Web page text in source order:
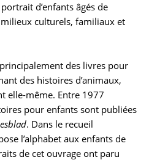
d’enfants âgés de
culturels, familiaux et
des livres pour
des histoires d’animaux,
elle-même. Entre 1977
pour enfants sont publiées
. Dans le recueil
l’alphabet aux enfants de
de cet ouvrage ont paru